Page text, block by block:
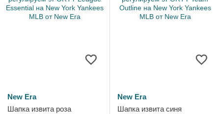
New Era
Шапка извита роза
New Era
Шапка извита синя